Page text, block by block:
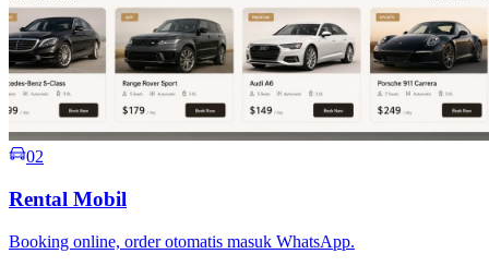
02
Rental Mobil
Booking online, order otomatis masuk WhatsApp.